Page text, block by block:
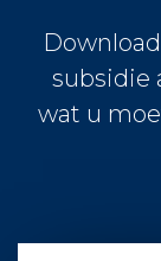
subsidie
wat u